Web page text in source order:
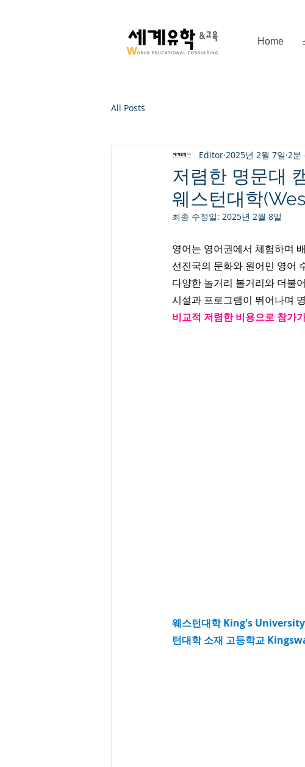
Home
All Posts
저렴한 명문대
웨스턴대학
Editor 2025년 2월 7일 2분
최종 수정일: 2025년 2월 8일
영어는 영어권에서 체험하며
선진국의 문화와 원어민 영어
다양한 놀거리 볼거리와 더불
시설과 프로그램이 뛰어나며 
비교적 저렴한 비용으로 참가
웨스턴대학 King's University
턴대학 소재 고등학교